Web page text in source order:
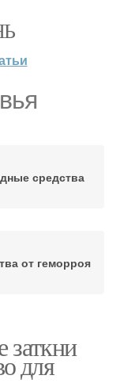
средства
от геморроя
заткни
для